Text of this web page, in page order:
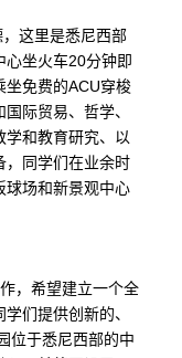
这里是悉尼西部
心坐火车20分钟即
坐免费的ACU穿梭
际贸易、哲学、
学和教育研究、以
，同学们在业余时
球场和新景观中心
，希望建立一个全
们提供创新的、
位于悉尼西部的中